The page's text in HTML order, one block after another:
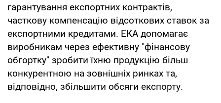
гарантування експортних контрактів,
часткову компенсацію відсоткових ставок за
експортними кредитами. ЕКА допомагає
виробникам через ефективну "фінансову
обгортку" зробити їхню продукцію більш
конкурентною на зовнішніх ринках та,
відповідно, збільшити обсяги експорту.